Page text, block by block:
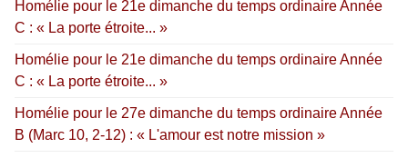
Homélie pour le 21e dimanche du temps ordinaire Année
C : « La porte étroite... »
Homélie pour le 21e dimanche du temps ordinaire Année
C : « La porte étroite... »
Homélie pour le 27e dimanche du temps ordinaire Année
B (Marc 10, 2-12) : « L'amour est notre mission »